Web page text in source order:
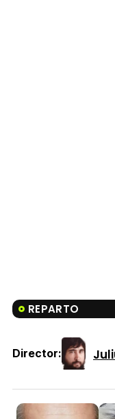
REPARTO
Director: